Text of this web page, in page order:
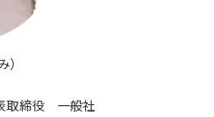
）
取締役 一般社